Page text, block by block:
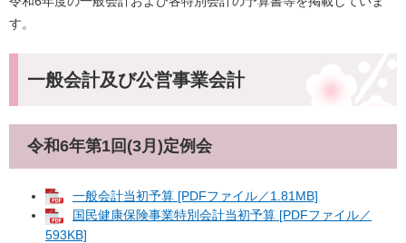
す。
一般会計及び公営事業会計
令和6年第1回(3月)定例会
一般会計当初予算 [PDFファイル／1.81MB]
国民健康保険事業特別会計当初予算 [PDFファイル／
593KB]